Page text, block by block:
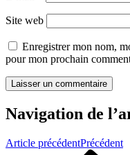
Site web
Enregistrer mon nom,
pour mon prochain
Navigation de
Article précédentPrécédent